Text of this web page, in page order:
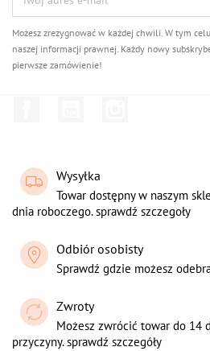
Możesz zrezygnować w każdej chwili. W tym
naszej informacji prawnej. Każdy nowy
pierwsze zamówienie!
Wysyłka
Towar dostępny w naszym
dnia roboczego. sprawdź szczegoły
Odbiór osobisty
Sprawdź gdzie możesz
Zwroty
Możesz zwrócić towar do 14
przyczyny. sprawdź szczegóły